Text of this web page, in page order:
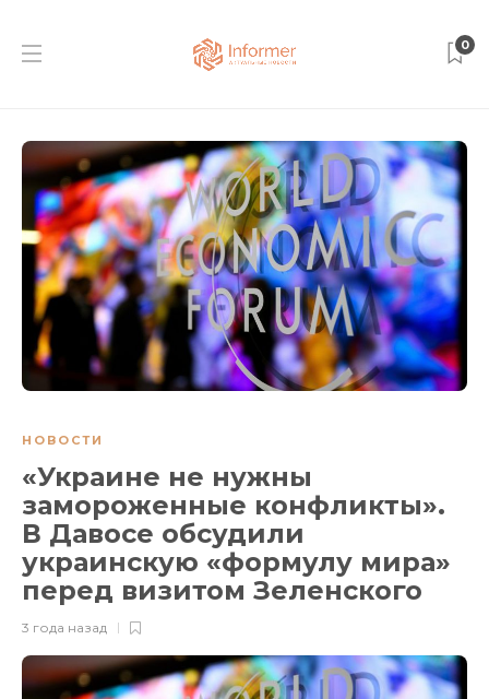
0
НОВОСТИ
«Украине не нужны
замороженные конфликты».
В Давосе обсудили
украинскую «формулу мира»
перед визитом Зеленского
3 года назад